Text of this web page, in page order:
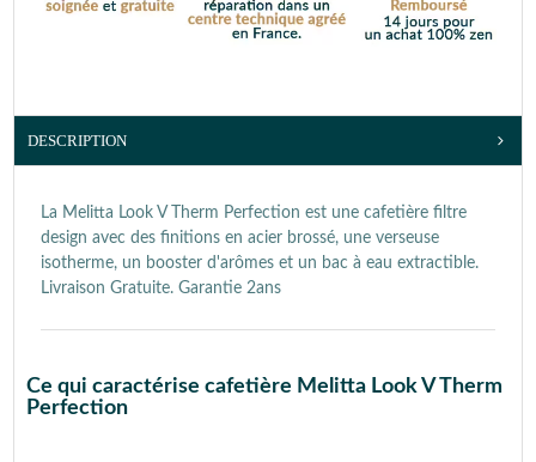
DESCRIPTION
La Melitta Look V Therm Perfection est une cafetière filtre
design avec des finitions en acier brossé, une verseuse
isotherme, un booster d'arômes et un bac à eau extractible.
Livraison Gratuite. Garantie 2ans
Ce qui caractérise cafetière Melitta Look V Therm
Perfection